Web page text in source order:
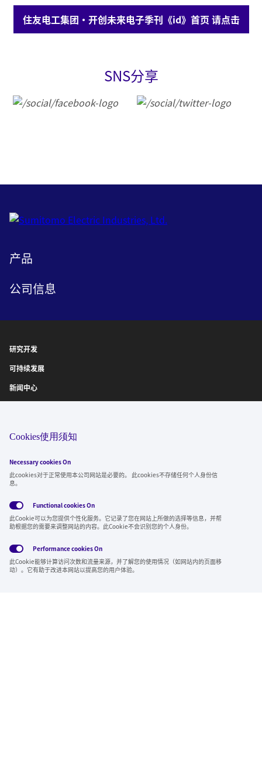
住友电工集团・开创未来电子季刊《id》首页 请点击
SNS分享
产品
公司信息
研究开发
可持续发展
新闻中心
关注我们
全球隐私政
策
使用条
款
社交媒体方
针
Region & Language:
© 2026 Sumitomo Electric Industries, Ltd.
Cookies使用须知
Necessary cookies On
此cookies对于正常使用本公司网站是必要的。 此cookies不存储任何个人身份信
息。
Functional cookiesOn
此Cookie可以为您提供个性化服务。它记录了您在网站上所做的选择等信息，并帮
助根据您的需要来调整网站的内容。此Cookie不会识别您的个人身份。
Performance cookiesOn
此Cookie能够计算访问次数和流量来源，并了解您的使用情况（如网站内的页面移
动）。它有助于改进本网站以提高您的用户体验。